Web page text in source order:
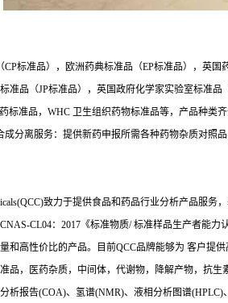
CP标准品），欧洲药典标准品（EP标准品），英
准品（JP标准品），英国政府化学家实验室标准
药标准品，WHC 卫生组织药物标准品等，产品种类齐
成分离服务：提供新药申报所需各种药物杂质对照
致力于提供食品和药品行业分析产品服
CL04：2017《标准物质/ 标准样品生产者能
和高性价比的产品。目前QCC品牌能够为 客户提供
品，医药杂质，中间体，代谢物，降解产物，抗
析报告(COA)、氢谱(NMR)、液相分析图谱(HPLC)